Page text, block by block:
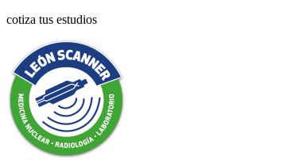
cotiza tus estudios